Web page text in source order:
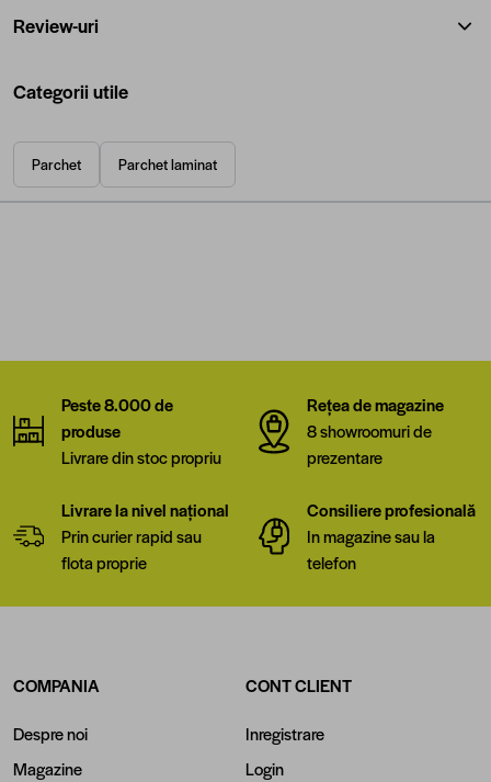
Review-uri
Categorii utile
Parchet Parchet laminat
Peste 8.000 de
produse
Livrare din stoc propriu
Rețea de magazine
8 showroomuri de
prezentare
Livrare la nivel național
Prin curier rapid sau
flota proprie
Consiliere profesională
In magazine sau la
telefon
COMPANIA
Despre noi
Magazine
CONT CLIENT
Inregistrare
Login